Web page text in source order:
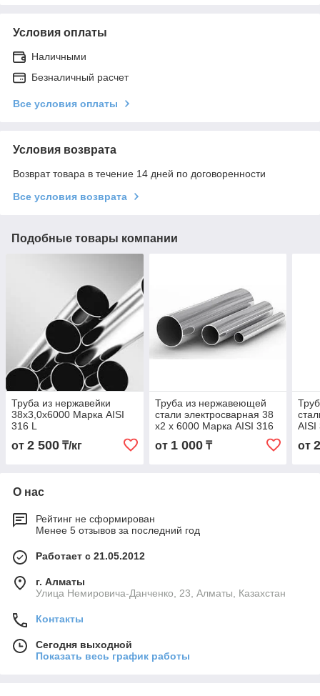
Условия оплаты
Наличными
Безналичный расчет
Все условия оплаты
Условия возврата
Возврат товара в течение 14 дней по договоренности
Все условия возврата
Подобные товары компании
Труба из нержавейки
38х3,0х6000 Марка AISI
316 L
от 2 500 ₸/кг
Труба из нержавеющей
стали электросварная 38
х2 х 6000 Марка AISI 316
от 1 000₸
AISI
от
О нас
Рейтинг не сформирован
Менее 5 отзывов за последний год
Работает с 21.05.2012
г. Алматы
Улица Немировича-Данченко, 23, Алматы, Казахстан
Контакты
Сегодня выходной
Показать весь график работы